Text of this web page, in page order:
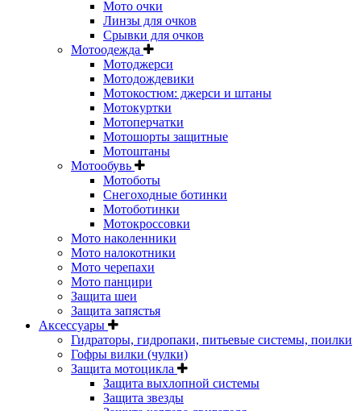
Мото очки
Линзы для очков
Срывки для очков
Мотоодежда
Мотоджерси
Мотодождевики
Мотокостюм: джерси и штаны
Мотокуртки
Мотоперчатки
Мотошорты защитные
Мотоштаны
Мотообувь
Мотоботы
Снегоходные ботинки
Мотоботинки
Мотокроссовки
Мото наколенники
Мото налокотники
Мото черепахи
Мото панцири
Защита шеи
Защита запястья
Аксессуары
Гидраторы, гидропаки, питьевые системы, поилки
Гофры вилки (чулки)
Защита мотоцикла
Защита выхлопной системы
Защита звезды